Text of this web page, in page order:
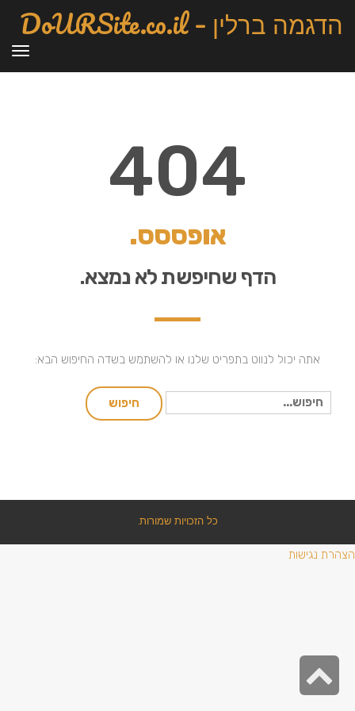
הדגמה ברלין – DoURSite.co.il
404
אופססס.
הדף שחיפשת לא נמצא.
אתה יכול לנווט בתפריט שלנו או להשתמש בשדה החיפוש הבא:
חיפוש
חיפוש
כל הזכויות שמורות.
הצהרת נגישות
לראש